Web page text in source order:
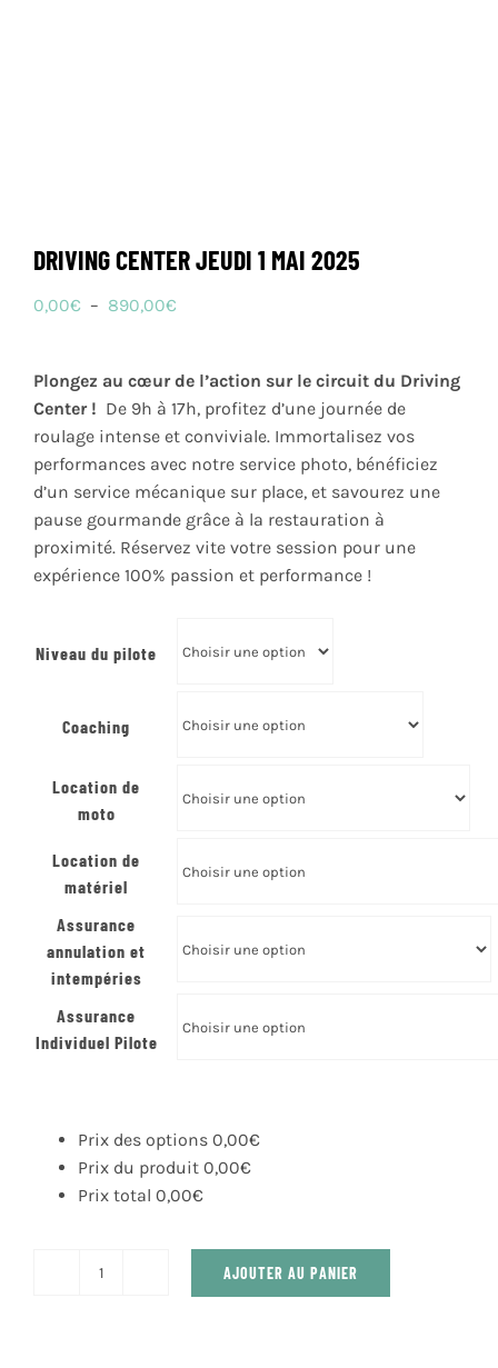
DRIVING CENTER JEUDI 1 MAI 2025
0,00€ – 890,00€
0,00€
à
890,00€
Plongez au cœur de l’action sur le circuit du Driving
Center ! ️ De 9h à 17h, profitez d’une journée de
roulage intense et conviviale. Immortalisez vos
performances avec notre service photo, bénéficiez
d’un service mécanique sur place, et savourez une
pause gourmande grâce à la restauration à
proximité. Réservez vite votre session pour une
expérience 100% passion et performance !
Niveau du pilote
Coaching
Location de
moto
Location de
matériel
Assurance
annulation et
intempéries
Assurance
Individuel Pilote
Prix des options 0,00€
Prix du produit 0,00€
Prix total 0,00€
quantité
AJOUTER AU PANIER